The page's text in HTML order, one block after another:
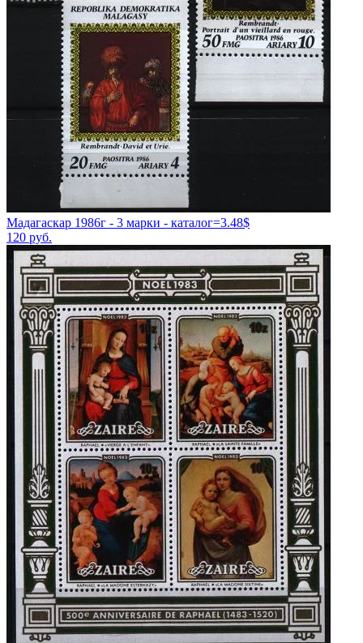
Мадагаскар 1986г - 3 марки - каталог=3.48$
120 руб.